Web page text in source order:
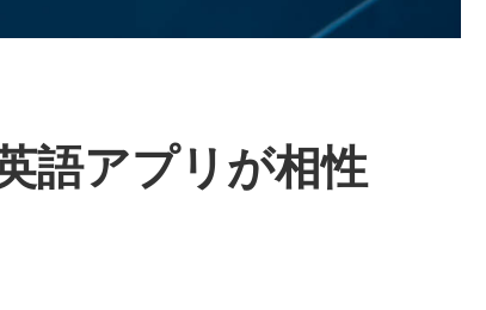
語アプリが相性